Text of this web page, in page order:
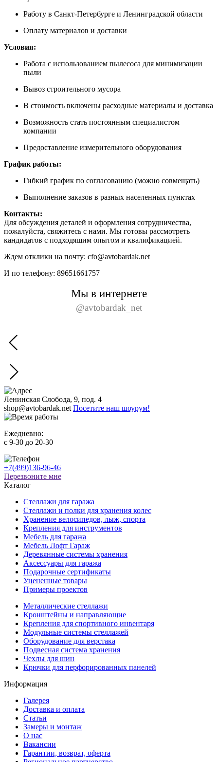
Работу в Санкт-Петербурге и Ленинградской области
Оплату материалов и доставки
Условия:
Работа с использованием пылесоса для минимизации
пыли
Вывоз строительного мусора
В стоимость включены расходные материалы и доставка
Возможность стать постоянным специалистом
компании
Предоставление измерительного оборудования
График работы:
Гибкий график по согласованию (можно совмещать)
Выполнение заказов в разных населенных пунктах
Контакты:
Для обсуждения деталей и оформления сотрудничества,
пожалуйста, свяжитесь с нами. Мы готовы рассмотреть
кандидатов с подходящим опытом и квалификацией.
Ждем отклики на почту: cfo@avtobardak.net
И по телефону: 89651661757
Мы в интернете
@avtobardak_net
Ленинская Слобода, 9, под. 4
shop@avtobardak.netПосетите наш шоурум!
Ежедневно:
c 9-30 до 20-30
+7(499)136-96-46
Перезвоните мне
Каталог
Стеллажи для гаража
Стеллажи и полки для хранения колес
Хранение велосипедов, лыж, спорта
Крепления для инструментов
Мебель для гаража
Мебель Лофт Гараж
Деревянные системы хранения
Аксессуары для гаража
Подарочные сертификаты
Уцененные товары
Примеры проектов
Металлические стеллажи
Кронштейны и направляющие
Крепления для спортивного инвентаря
Модульные системы стеллажей
Оборудование для верстака
Подвесная система хранения
Чехлы для шин
Крючки для перфорированных панелей
Информация
Галерея
Доставка и оплата
Статьи
Замеры и монтаж
О нас
Вакансии
Гарантии, возврат, оферта